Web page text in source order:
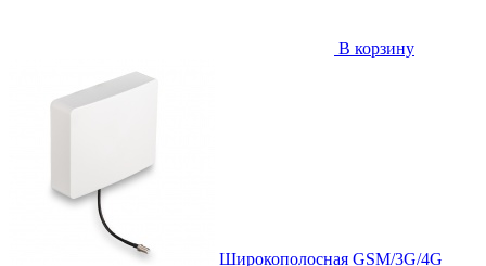
В корзину
Широкополосная GSM/3G/4G